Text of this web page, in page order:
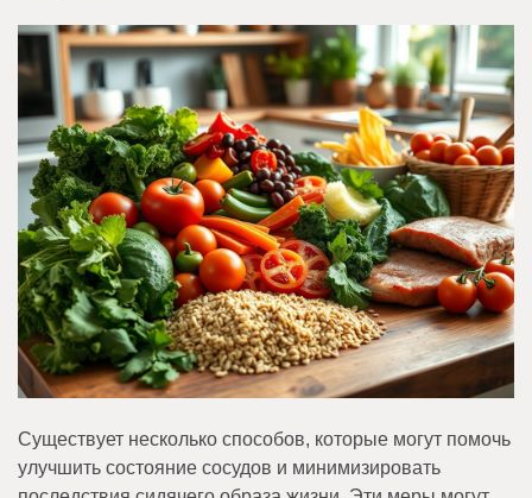
Существует несколько способов, которые могут помочь
улучшить состояние сосудов и минимизировать